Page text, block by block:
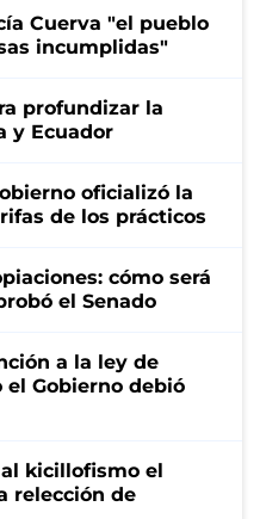
Cuerva "el pueblo
incumplidas"
profundizar la
y Ecuador
oficializó la
de los prácticos
cómo será
el Senado
a la ley de
Gobierno debió
kicillofismo el
relección de